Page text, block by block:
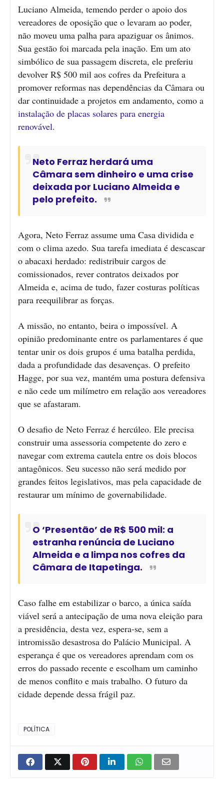
Luciano Almeida, temendo perder o apoio dos
vereadores de oposição que o levaram ao poder,
não moveu uma palha para apaziguar os ânimos.
Sua gestão foi marcada pela inação. Em um ato
simbólico de sua passagem discreta, ele preferiu
devolver R$ 500 mil aos cofres da Prefeitura a
promover reformas nas dependências da Câmara ou
dar continuidade a projetos em andamento, como a
instalação de placas solares para energia
renovável.
Neto Ferraz herdará uma
Câmara sem dinheiro e uma crise
deixada por Luciano Almeida e
pelo prefeito.
Agora, Neto Ferraz assume uma Casa dividida e
com o clima azedo. Sua tarefa imediata é descascar
o abacaxi herdado: redistribuir cargos de
comissionados, rever contratos deixados por
Almeida e, acima de tudo, fazer costuras políticas
para reequilibrar as forças.
A missão, no entanto, beira o impossível. A
opinião predominante entre os parlamentares é que
tentar unir os dois grupos é uma batalha perdida,
dada a profundidade das desavenças. O prefeito
Hagge, por sua vez, mantém uma postura defensiva
e não cede um milímetro em relação aos vereadores
que se afastaram.
O desafio de Neto Ferraz é hercúleo. Ele precisa
construir uma assessoria competente do zero e
navegar com extrema cautela entre os dois blocos
antagônicos. Seu sucesso não será medido por
grandes feitos legislativos, mas pela capacidade de
restaurar um mínimo de governabilidade.
O ‘Presentão’ de R$ 500 mil: a
estranha renúncia de Luciano
Almeida e a limpa nos cofres da
Câmara de Itapetinga.
Caso falhe em estabilizar o barco, a única saída
viável será a antecipação de uma nova eleição para
a presidência, desta vez, espera-se, sem a
intromissão desastrosa do Palácio Municipal. A
esperança é que os vereadores aprendam com os
erros do passado recente e escolham um caminho
de menos conflito e mais trabalho. O futuro da
cidade depende dessa frágil paz.
POLÍTICA